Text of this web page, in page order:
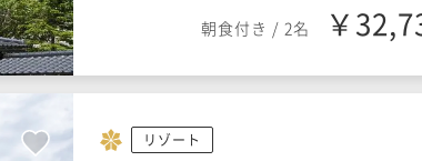
朝食付き / 2名 ￥
リゾート